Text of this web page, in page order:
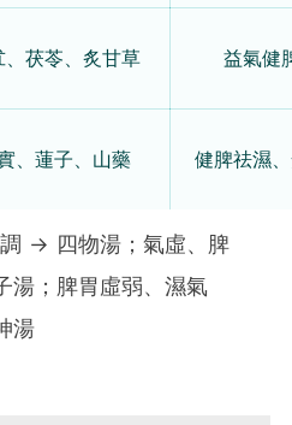
、茯苓、炙甘草 益氣健
、蓮子、山藥 健脾祛濕
→ 四物湯；氣虛、脾
；脾胃虛弱、濕氣
湯